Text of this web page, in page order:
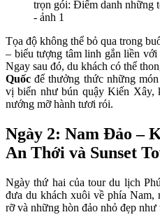
Tọa độ không thể bỏ qua trong
– biểu tượng tâm linh gắn liền với
Ngay sau đó, du khách có thể
Quốc để thưởng thức những
vị biển như bún quậy Kiến Xây,
nướng mỡ hành tươi rói.
Ngày 2: Nam Đảo –
An Thới và Sunset
Ngày thứ hai của tour du lịch
đưa du khách xuôi về phía
rỡ và những hòn đảo nhỏ đẹp như